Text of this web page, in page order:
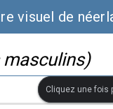
visuel de
Cliquez une fois